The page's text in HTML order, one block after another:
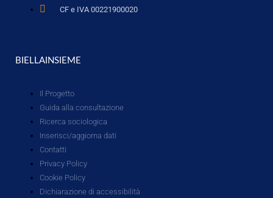
CF e IVA 00221900020
BIELLAINSIEME
Il Progetto
Guida alla consultazione
Ricerca sociologica
Inserisci/aggiorna dati
Contatti
Privacy Policy
Cookie Policy
Dichiarazione di accessibilità